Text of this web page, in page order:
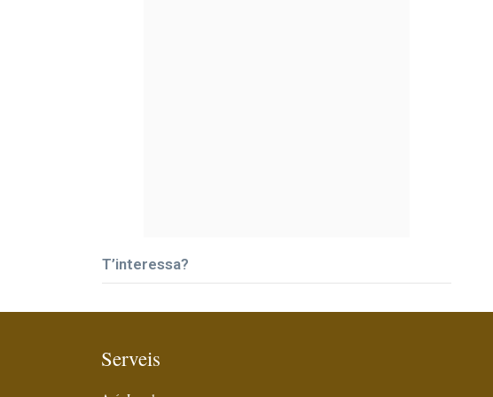
T’interessa?
Serveis